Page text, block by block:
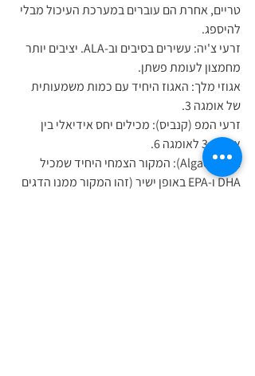
טריים, אחרת הם עוברים במערכת העיכול מבלי
להיספג.
זרעי צ'יה: עשירים בסיבים וב-ALA. יציבים יותר
מחמצון לעומת פשתן.
אגוזי מלך: האגוז היחיד עם כמות משמעותית
של אומגה 3.
זרעי המפ (קנביס): מכילים יחס אידיאלי בין
אומגה 3 לאומגה 6.
אצות (Algae): המקור הצמחי היחיד שמכיל
DHA ו-EPA באופן ישיר (זהו המקור ממנו הדגים